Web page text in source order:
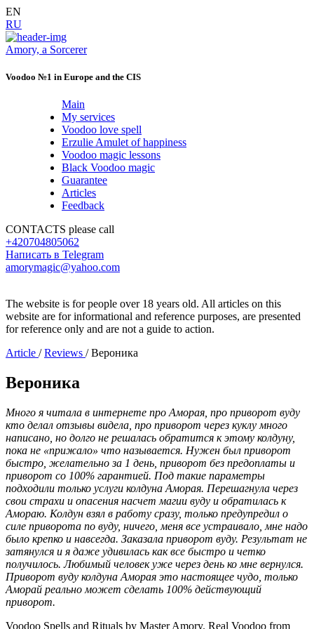
EN
RU
Amory, a Sorcerer
Voodoo №1 in Europe and the CIS
Main
My services
Voodoo love spell
Erzulie Amulet of happiness
Voodoo magic lessons
Black Voodoo magic
Guarantee
Articles
Feedback
CONTACTS please call
+420704805062
Написать в Telegram
amorymagic@yahoo.com
The website is for people over 18 years old. All articles on this
website are for informational and reference purposes, are presented
for reference only and are not a guide to action.
Article / Reviews / Вероника
Вероника
Много я читала в интернете про Аморая, про приворот вуду
кто делал отзывы видела, про приворот через куклу много
написано, но долго не решалась обратится к этому колдуну,
пока не «прижало» что называется. Нужен был приворот
быстро, желательно за 1 день, приворот без предоплаты и
приворот со 100% гарантией. Под такие параметры
подходили только услуги колдуна Аморая. Перешагнула через
свои страхи и опасения насчет магии вуду и обратилась к
Амораю. Колдун взял в работу сразу, только предупредил о
силе приворота по вуду, ничего, меня все устраивало, мне надо
было крепко и навсегда. Заказала приворот вуду. Результат не
затянулся и я даже удивилась как все быстро и четко
получилось. Любимый человек уже через день ко мне вернулся.
Приворот вуду колдуна Аморая это настоящее чудо, только
Аморай реально может сделать 100% действующий
приворот.
Voodoo Spells and Rituals by Master Amory. Real Voodoo from